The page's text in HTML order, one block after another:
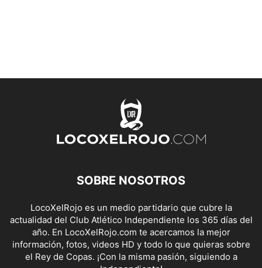
SOBRE NOSOTROS
LocoXelRojo es un medio partidario que cubre la
actualidad del Club Atlético Independiente los 365 días del
año. En LocoXelRojo.com te acercamos la mejor
información, fotos, videos HD y todo lo que quieras sobre
el Rey de Copas. ¡Con la misma pasión, siguiendo a